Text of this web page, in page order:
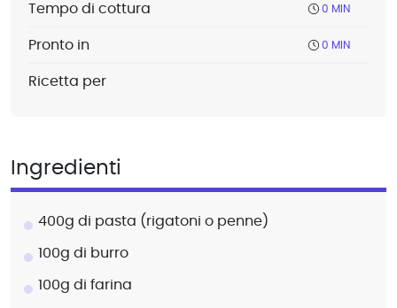
Tempo di cottura 0 MIN
Pronto in 0 MIN
Ricetta per
Ingredienti
400g di pasta (rigatoni o penne)
100g di burro
100g di farina